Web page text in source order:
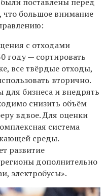
большое внимание
с отходами
году — сортировать
все твёрдые отходы,
вторично.
для бизнеса и внедрять
снизить объём
вдвое. Для оценки
система
среды.
развитие
дополнительно
электробусы».